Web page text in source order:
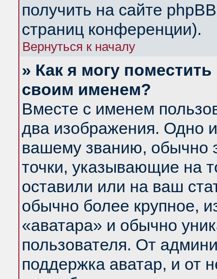
получить на сайте
страниц конференции).
Вернуться к началу
» Как я могу
своим именем?
Вместе с именем
два изображения. Одно
вашему званию, обычно
точки, указывающие на
оставили или на ваш
обычно более крупное,
«аватара» и обычно
пользователя. От
поддержка аватар, и от